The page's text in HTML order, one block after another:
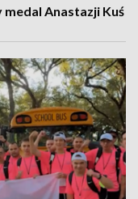
Anastazji Kuś